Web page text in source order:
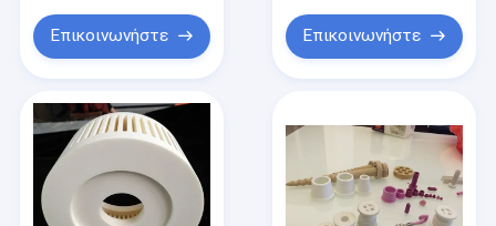
Επικοινωνήστε Επικοινωνήστε